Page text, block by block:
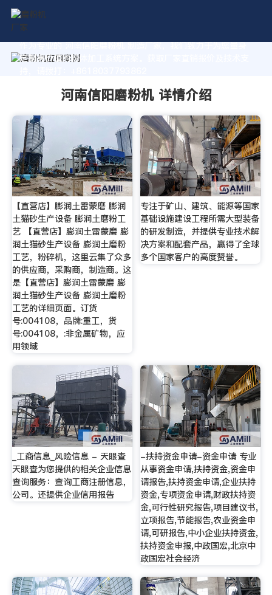
作为专业的 河南信阳磨粉机 制造厂家，我们致力于为您量身
定制高价值的粉体加工系统方案。获取厂家直销报价及技术支
河南信阳磨粉机 详情介绍
【直营店】膨润土雷蒙磨 膨润
土猫砂生产设备 膨润土磨粉工
艺 【直营店】膨润土雷蒙磨 膨
润土猫砂生产设备 膨润土磨粉
工艺，粉碎机，这里云集了众多
的供应商，采购商，制造商。这
是【直营店】膨润土雷蒙磨 膨
润土猫砂生产设备 膨润土磨粉
工艺的详细页面。订货
号:004108，品牌:重工，货
号:004108，:非金属矿物，应
用领域
专注于矿山、建筑、能源等国家
基础设施建设工程所需大型装备
的研发制造，并提供专业技术解
决方案和配套产品，赢得了全球
多个国家客户的高度赞誉。
_工商信息_风险信息 - 天眼查
天眼查为您提供的相关企业信息
查询服务：查询工商注册信息，
公司。还提供企业信用报告
-扶持资金申请-资金申请 专业
从事资金申请,扶持资金,资金申
请报告,扶持资金申请,企业扶持
资金,专项资金申请,财政扶持资
金,可行性研究报告,项目建议书,
立项报告,节能报告,农业资金申
请,可研报告,中小企业扶持资金,
扶持资金申报,中政国宏,北京中
政国宏社会经济